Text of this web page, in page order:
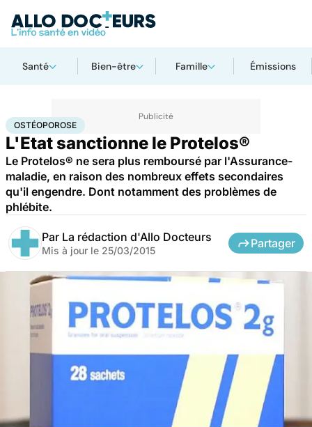
Santé Bien-être Famille Émissions
AccueilSantéOstéoporose
OSTÉOPOROSE
L'Etat sanctionne le Protelos®
Le Protelos® ne sera plus remboursé par l'Assurance-
maladie, en raison des nombreux effets secondaires
qu'il engendre. Dont notamment des problèmes de
phlébite.
Par La rédaction d'Allo Docteurs
Mis à jour le 25/03/2015
Partager